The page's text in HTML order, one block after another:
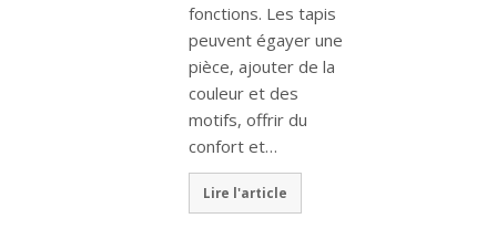
fonctions. Les tapis
peuvent égayer une
pièce, ajouter de la
couleur et des
motifs, offrir du
confort et…
Lire l'article